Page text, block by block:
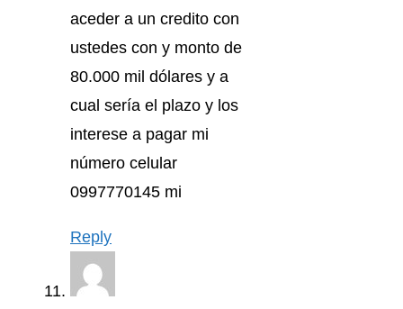
aceder a un credito con
ustedes con y monto de
80.000 mil dólares y a
cual sería el plazo y los
interese a pagar mi
número celular
0997770145 mi
Reply